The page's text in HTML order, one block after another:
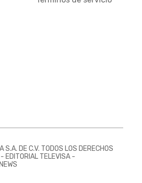
S.A. DE C.V. TODOS LOS DERECHOS
EDITORIAL TELEVISA -